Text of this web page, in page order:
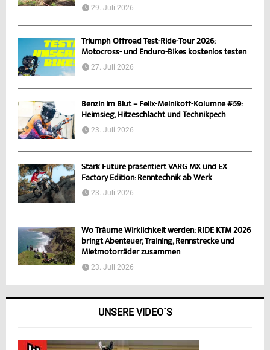
29. Juli 2026
Triumph Offroad Test-Ride-Tour 2026:
Motocross- und Enduro-Bikes kostenlos testen
27. Juli 2026
Benzin im Blut – Felix-Melnikoff-Kolumne #59:
Heimsieg, Hitzeschlacht und Technikpech
23. Juli 2026
Stark Future präsentiert VARG MX und EX
Factory Edition: Renntechnik ab Werk
23. Juli 2026
Wo Träume Wirklichkeit werden: RIDE KTM 2026
bringt Abenteuer, Training, Rennstrecke und
Mietmotorräder zusammen
23. Juli 2026
UNSERE VIDEO´S